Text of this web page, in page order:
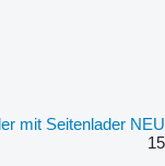
mit Seitenlader NEU
15